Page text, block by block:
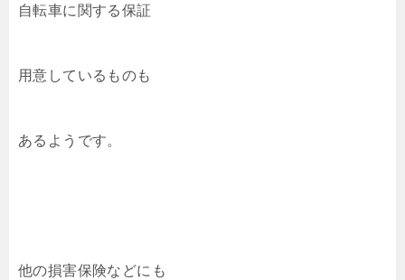
自転車に関する保証
用意しているものも
あるようです。
他の損害保険などにも